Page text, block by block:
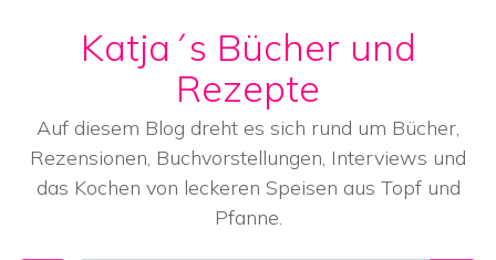
Skip to content
Katja´s Bücher und
Rezepte
Auf diesem Blog dreht es sich rund um Bücher,
Rezensionen, Buchvorstellungen, Interviews und
das Kochen von leckeren Speisen aus Topf und
Pfanne.